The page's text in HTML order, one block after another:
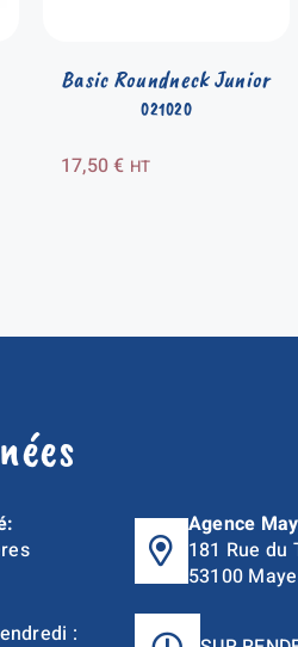
021020
Basic Roundneck Junior
17,50€ HT
:
Agence
181 Rue du
53100